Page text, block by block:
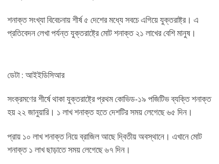
শনাক্ত সংখ্যা বিবেচনায় শীর্ষ ৫ দেশের মধ্যে সবচে এগিয়ে যুক্তরাষ্ট্র। এ
প্রতিবেদন লেখা পর্যন্ত যুক্তরাষ্ট্রে মোট শনাক্ত ২১ লাখের বেশি মানুষ।
ডেটা : আইইডিসিআর
সংক্রমণের শীর্ষে থাকা যুক্তরাষ্ট্রে প্রথম কোভিড-১৯ পজিটিভ ব্যক্তি শনাক্ত
হয় ২২ জানুয়ারি। ১ লাখ শনাক্ত হতে দেশটির সময় লেগেছে ৬৫ দিন।
প্রায় ১০ লাখ শনাক্ত নিয়ে ব্রাজিল আছে দ্বিতীয় অবস্থানে। এখানে মোট
শনাক্ত ১ লাখ ছাড়াতে সময় লেগেছে ৬৭ দিন।